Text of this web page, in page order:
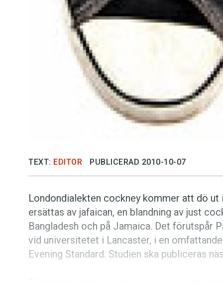
TEXT: EDITOR PUBLICERAD 2010-10-07
Londondialekten cockney kommer att dö ut
ersättas av jafaican, en blandning av just
Bangladesh och på Jamaica. Det förutspår
vid universitetet i Lancaster, i en
Evening Standard. Studien ska publiceras